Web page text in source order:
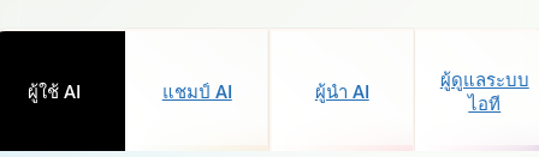
ผู้ใช้ AI แชมป์ AI ผู้นำ AI
ผู้ดูแลระบบ
ไอที